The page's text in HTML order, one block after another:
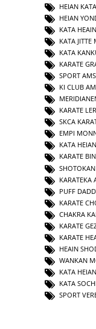
HEIAN
HEIAN
KATA
KATA
KATA
KARATE
SPORT
KI CLUB
KARATE
SKCA
EMPI
KATA
KARATE
KARATEKA
PUFF
KARATE
CHAKRA
KARATE
KARATE
HEAIN
WANKAN
KATA
KATA
SPORT